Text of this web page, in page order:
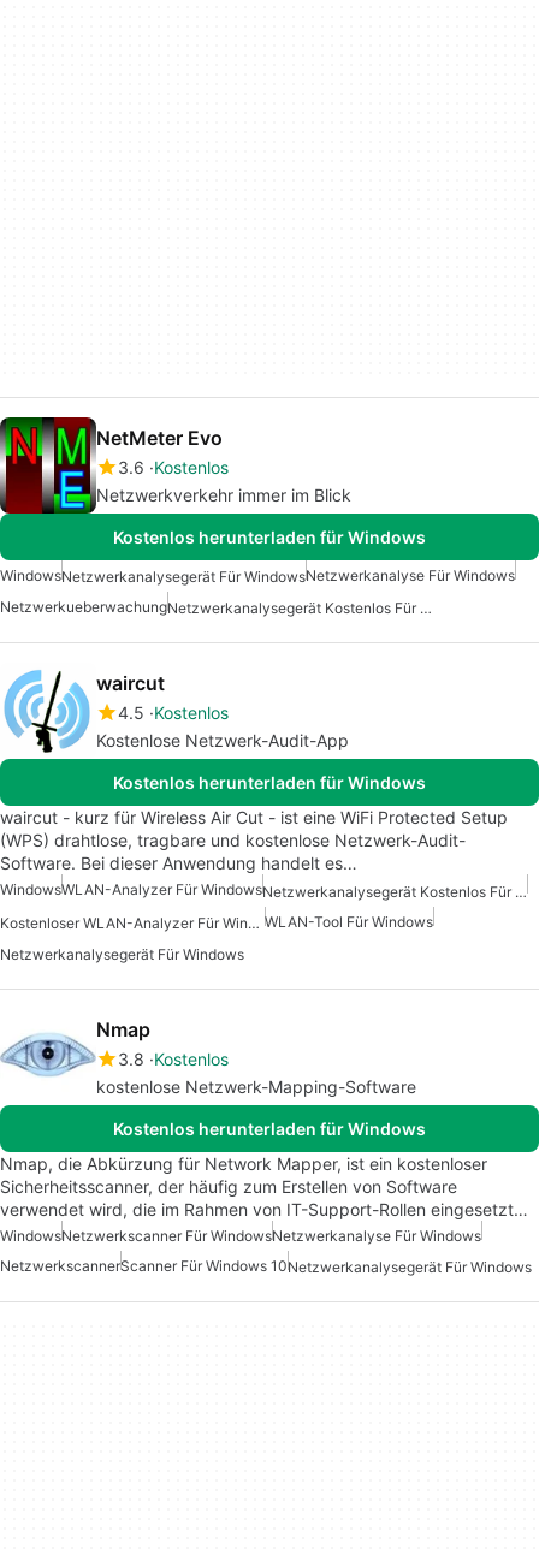
NetMeter Evo
3.6 Kostenlos
Netzwerkverkehr immer im Blick
Kostenlos herunterladen für Windows
WindowsNetzwerkanalysegerät Für WindowsNetzwerkanalyse Für Windows
Netzwerkueberwachung
Netzwerkanalysegerät Kostenlos Für Windows
waircut
4.5 Kostenlos
Kostenlose Netzwerk-Audit-App
Kostenlos herunterladen für Windows
waircut - kurz für Wireless Air Cut - ist eine WiFi Protected Setup
(WPS) drahtlose, tragbare und kostenlose Netzwerk-Audit-
Software. Bei dieser Anwendung handelt es…
WindowsWLAN-Analyzer Für Windows
Netzwerkanalysegerät Kostenlos Für Windows
Kostenloser WLAN-Analyzer Für Windows WLAN-Tool Für Windows
Netzwerkanalysegerät Für Windows
Nmap
3.8 Kostenlos
kostenlose Netzwerk-Mapping-Software
Kostenlos herunterladen für Windows
Nmap, die Abkürzung für Network Mapper, ist ein kostenloser
Sicherheitsscanner, der häufig zum Erstellen von Software
verwendet wird, die im Rahmen von IT-Support-Rollen eingesetzt…
WindowsNetzwerkscanner Für WindowsNetzwerkanalyse Für Windows
NetzwerkscannerScanner Für Windows 10Netzwerkanalysegerät Für Windows